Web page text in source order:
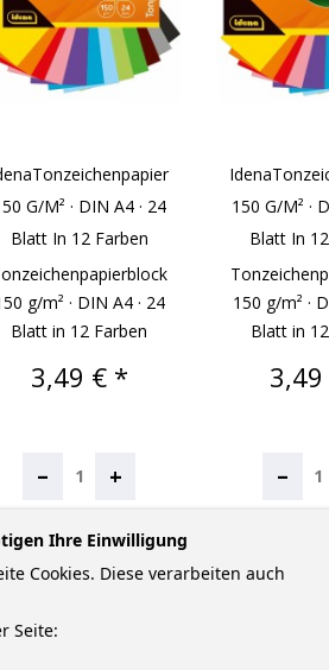
G/m² · DIN A4 · 24
Blatt In 12 Farben
g/m² · DIN A4 · 24
Blatt in 12 Farben
Preis
3,49 € *
– +
NICHT AUF LAGER
150 G/m² ·
Blatt In
150 g/m² ·
Blatt in
Preis
–
IN DEN
NEU
Ihre Einwilligung
Cookies. Diese verarbeiten auch
Seite: